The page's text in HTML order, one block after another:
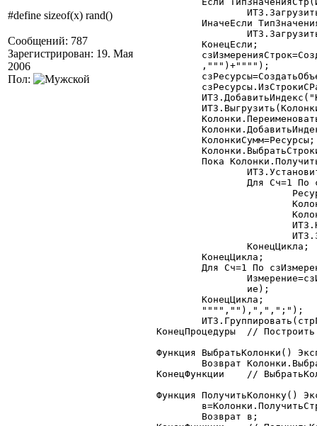
#define sizeof(x) rand()
Сообщений: 787
Зарегистрирован: 19. Мая
2006
Пол:
КонецПроцедуры	// Построить
Функция ВыбратьКолонки()
КонецФункции	// ВыбратьКолонки
Функция ПолучитьКолонку()